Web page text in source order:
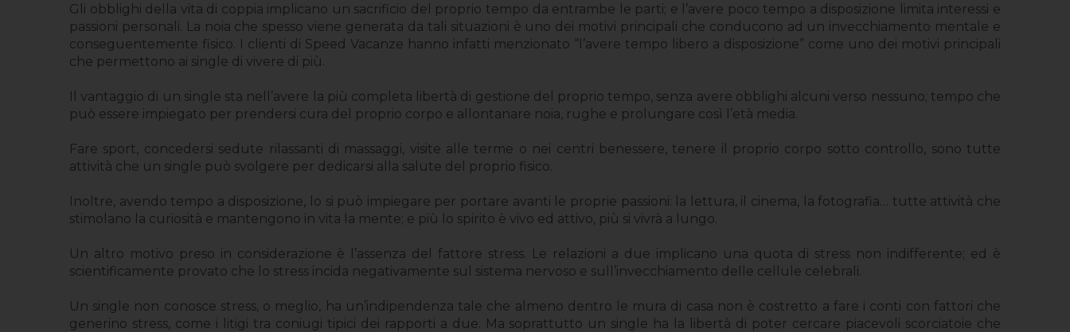
Gli obblighi della vita di coppia implicano un sacrificio del proprio tempo da entrambe le parti; e l’avere poco tempo a disposizione limita interessi e
passioni personali. La noia che spesso viene generata da tali situazioni è uno dei motivi principali che conducono ad un invecchiamento mentale e
conseguentemente fisico. I clienti di Speed Vacanze hanno infatti menzionato “l’avere tempo libero a disposizione” come uno dei motivi principali
che permettono ai single di vivere di più.
Il vantaggio di un single sta nell’avere la più completa libertà di gestione del proprio tempo, senza avere obblighi alcuni verso nessuno; tempo che
può essere impiegato per prendersi cura del proprio corpo e allontanare noia, rughe e prolungare così l’età media.
Fare sport, concedersi sedute rilassanti di massaggi, visite alle terme o nei centri benessere, tenere il proprio corpo sotto controllo, sono tutte
attività che un single può svolgere per dedicarsi alla salute del proprio fisico.
Inoltre, avendo tempo a disposizione, lo si può impiegare per portare avanti le proprie passioni: la lettura, il cinema, la fotografia… tutte attività che
stimolano la curiosità e mantengono in vita la mente; e più lo spirito è vivo ed attivo, più si vivrà a lungo.
Un altro motivo preso in considerazione è l’assenza del fattore stress. Le relazioni a due implicano una quota di stress non indifferente; ed è
scientificamente provato che lo stress incida negativamente sul sistema nervoso e sull’invecchiamento delle cellule celebrali.
Un single non conosce stress, o meglio, ha un’indipendenza tale che almeno dentro le mura di casa non è costretto a fare i conti con fattori che
generino stress, come i litigi tra coniugi tipici dei rapporti a due. Ma soprattutto un single ha la libertà di poter cercare piacevoli scorciatoie che